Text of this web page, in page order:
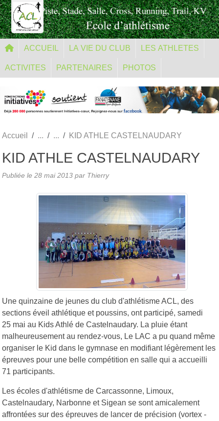
ACCUEIL LA VIE DU CLUB LES ATHLETES
ACTIVITES PARTENAIRES PHOTOS
Accueil KID ATHLE CASTELNAUDARY
KID ATHLE CASTELNAUDARY
Publiée le 28 mai 2013 par Thierry
Une quinzaine de jeunes du club d'athlétisme ACL, des
sections éveil athlétique et poussins, ont participé, samedi
25 mai au Kids Athlé de Castelnaudary. La pluie étant
malheureusement au rendez-vous, Le LAC a pu quand même
organiser le Kid dans le gymnase en modifiant légèrement les
épreuves pour une belle compétition en salle qui a accueilli
71 participants.
Les écoles d'athlétisme de Carcassonne, Limoux,
Castelnaudary, Narbonne et Sigean se sont amicalement
affrontées sur des épreuves de lancer de précision (vortex -
Panneau de gestion des cookies